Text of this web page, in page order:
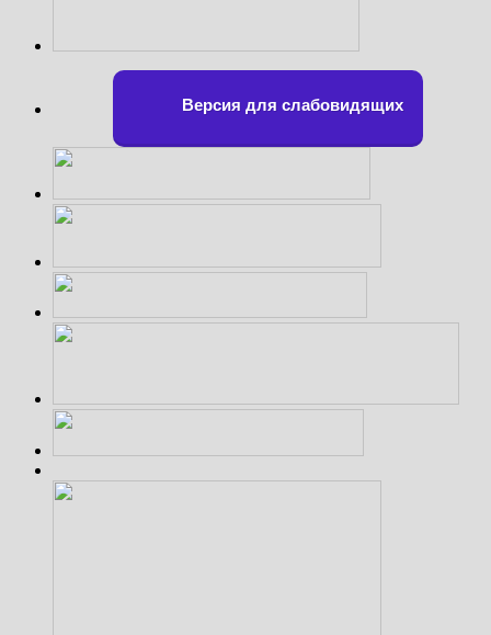
Версия для слабовидящих